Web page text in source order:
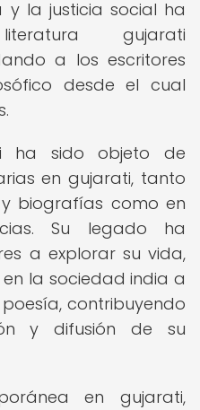
y la justicia social ha
gujarati
a los escritores
desde el cual
ha sido objeto de
en gujarati, tanto
biografías como en
Su legado ha
a explorar su vida,
la sociedad india a
contribuyendo
y difusión de su
en gujarati,